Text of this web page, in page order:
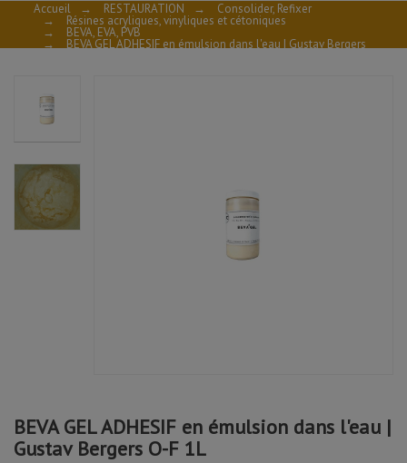
Accueil → RESTAURATION → Consolider, Refixer
→ Résines acryliques, vinyliques et cétoniques
→ BEVA, EVA, PVB
→ BEVA GEL ADHESIF en émulsion dans l'eau | Gustav Bergers
BEVA GEL ADHESIF en émulsion dans l'eau |
Gustav Bergers O-F 1L
10